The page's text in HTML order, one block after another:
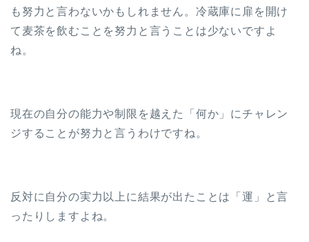
も努力と言わないかもしれません。冷蔵庫に扉を開け
て麦茶を飲むことを努力と言うことは少ないですよ
ね。
現在の自分の能力や制限を越えた「何か」にチャレン
ジすることが努力と言うわけですね。
反対に自分の実力以上に結果が出たことは「運」と言
ったりしますよね。